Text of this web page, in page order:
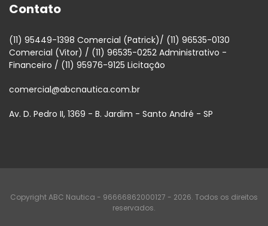
Contato
(11) 95449-1398 Comercial (Patrick)/ (11) 96535-0130
Comercial (Vitor) / (11) 96535-0252 Administrativo -
Financeiro / (11) 95976-9125 Licitação
comercial@abcnautica.com.br
Av. D. Pedro II, 1369 - B. Jardim - Santo André - SP
Copyright ABC Nautica - 96666862000127 - 2026. Todos os direitos
reservados.